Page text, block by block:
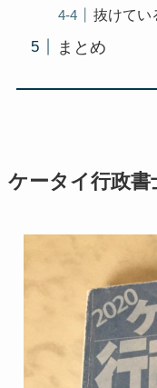
抜けてい
まとめ
ケータイ行政書